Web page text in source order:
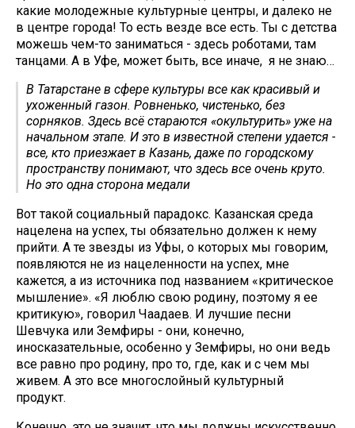
какие молодежные культурные центры, и далеко не
в центре города! То есть везде все есть. Ты с детства
можешь чем-то заниматься - здесь роботами, там
танцами. А в Уфе, может быть, все иначе, я не знаю…
В Татарстане в сфере культуры все как красивый и
ухоженный газон. Ровненько, чистенько, без
сорняков. Здесь всё стараются «окультурить» уже на
начальном этапе. И это в известной степени удается -
все, кто приезжает в Казань, даже по городскому
пространству понимают, что здесь все очень круто.
Но это одна сторона медали
Вот такой социальный парадокс. Казанская среда
нацелена на успех, ты обязательно должен к нему
прийти. А те звезды из Уфы, о которых мы говорим,
появляются не из нацеленности на успех, мне
кажется, а из источника под названием «критическое
мышление». «Я люблю свою родину, поэтому я ее
критикую», говорил Чаадаев. И лучшие песни
Шевчука или Земфиры - они, конечно,
иносказательные, особенно у Земфиры, но они ведь
все равно про родину, про то, где, как и с чем мы
живем. А это все многослойный культурный
продукт.